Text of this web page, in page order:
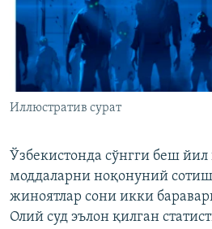
Иллюстратив сурат
Ўзбекистонда сўнгги беш
моддаларни ноқонуний
жиноятлар сони икки
Олий суд эълон қилган